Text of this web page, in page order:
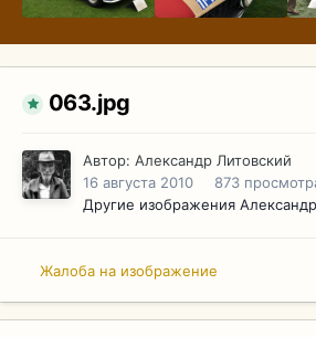
063.jpg
Автор: Александр Литовский
16 августа 2010
873
Другие изображения
Жалоба на изображение